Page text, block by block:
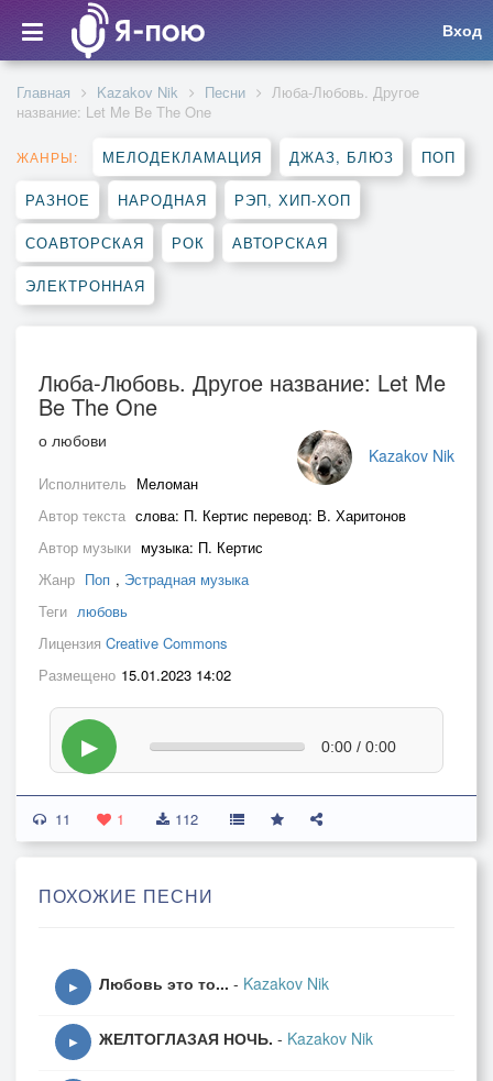
Вход
Главная Kazakov Nik Песни
Люба-Любовь. Другое
название: Let Me Be The One
ЖАНРЫ: МЕЛОДЕКЛАМАЦИЯ ДЖАЗ, БЛЮЗ ПОП
РАЗНОЕ НАРОДНАЯ РЭП, ХИП-ХОП
СОАВТОРСКАЯ РОК АВТОРСКАЯ
ЭЛЕКТРОННАЯ
Люба-Любовь. Другое название: Let Me
Be The One
Kazakov Nik
о любови
Исполнитель Меломан
Автор текста слова: П. Кертис перевод: В. Харитонов
Автор музыки музыка: П. Кертис
Жанр Поп , Эстрадная музыка
Теги любовь
Лицензия Creative Commons
Размещено 15.01.2023 14:02
▶ 0:00 / 0:00
11 1 112
ПОХОЖИЕ ПЕСНИ
▶ Любовь это то... - Kazakov Nik
▶ ЖЕЛТОГЛАЗАЯ НОЧЬ. - Kazakov Nik